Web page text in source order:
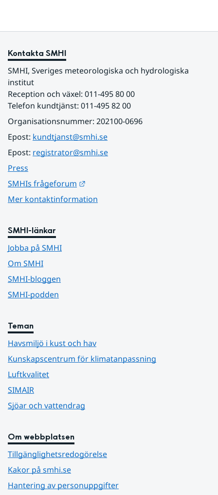
Kontakta SMHI
SMHI, Sveriges meteorologiska och hydrologiska
institut
Reception och växel: 011-495 80 00
Telefon kundtjänst: 011-495 82 00
Organisationsnummer: 202100-0696
Epost: kundtjanst@smhi.se
Epost: registrator@smhi.se
Press
SMHIs frågeforum
Mer kontaktinformation
SMHI-länkar
Jobba på SMHI
Om SMHI
SMHI-bloggen
SMHI-podden
Teman
Havsmiljö i kust och hav
Kunskapscentrum för klimatanpassning
Luftkvalitet
SIMAIR
Sjöar och vattendrag
Om webbplatsen
Tillgänglighetsredogörelse
Kakor på smhi.se
Hantering av personuppgifter